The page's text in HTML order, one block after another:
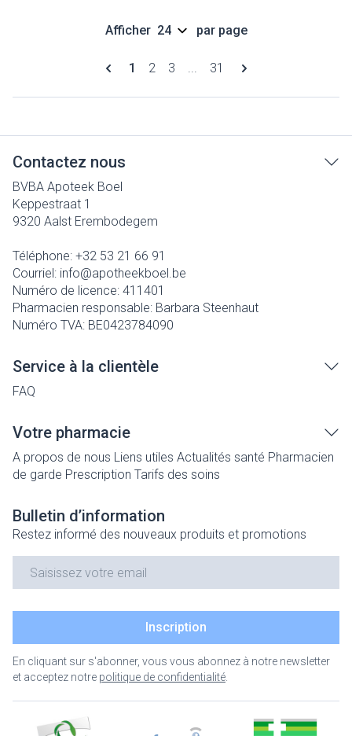
Pages
Vous lisez actuellement la page
1 Page
2 Page
3 ... Page
31
Afficher par page
Contactez nous
BVBA Apoteek Boel
Keppestraat 1
9320 Aalst Erembodegem
Téléphone: +32 53 21 66 91
Courriel: info@apotheekboel.be
Numéro de licence: 411401
Pharmacien responsable: Barbara Steenhaut
Numéro TVA: BE0423784090
Service à la clientèle
FAQ
Votre pharmacie
A propos de nous Liens utiles Actualités santé Pharmacien
de garde Prescription Tarifs des soins
Bulletin d’information
Restez informé des nouveaux produits et promotions
Inscription
En cliquant sur s'abonner, vous vous abonnez à notre newsletter
et acceptez notre politique de confidentialité